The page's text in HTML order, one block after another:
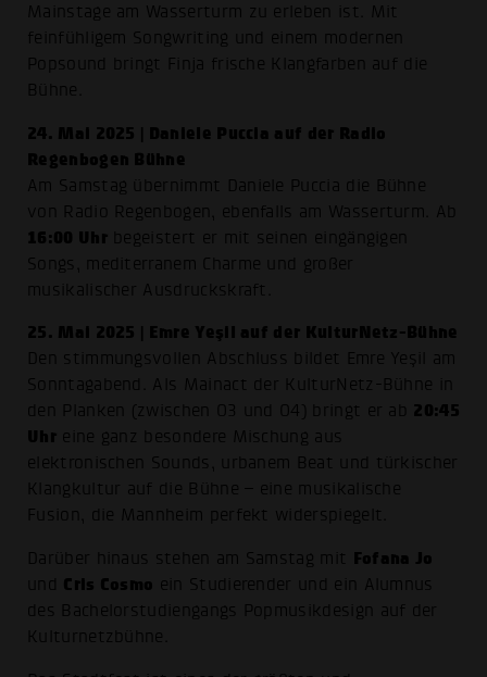
Mainstage am Wasserturm zu erleben ist. Mit
feinfühligem Songwriting und einem modernen
Popsound bringt Finja frische Klangfarben auf die
Bühne.
24. Mai 2025 | Daniele Puccia auf der Radio
Regenbogen Bühne
Am Samstag übernimmt Daniele Puccia die Bühne
von Radio Regenbogen, ebenfalls am Wasserturm. Ab
16:00 Uhrbegeistert er mit seinen eingängigen
Songs, mediterranem Charme und großer
musikalischer Ausdruckskraft.
25. Mai 2025 | Emre Yeşil auf der KulturNetz-Bühne
Den stimmungsvollen Abschluss bildet Emre Yeşil am
Sonntagabend. Als Mainact der KulturNetz-Bühne in
den Planken (zwischen O3 und O4) bringt er ab 20:45
Uhreine ganz besondere Mischung aus
elektronischen Sounds, urbanem Beat und türkischer
Klangkultur auf die Bühne – eine musikalische
Fusion, die Mannheim perfekt widerspiegelt.
Darüber hinaus stehen am Samstag mit Fofana Jo
und Cris Cosmo ein Studierender und ein Alumnus
des Bachelorstudiengangs Popmusikdesign auf der
Kulturnetzbühne.